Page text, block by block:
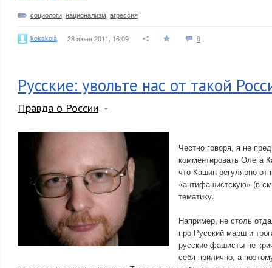
социологи национализм агрессия
kokakola 28 июня 2011, 16:09 0
Русские: увольте нас от такой
Правда о России
Честно говоря, я не
комментировать Олега
что Кашин регулярно
«антифашистскую» (в
тематику.
Например, не столь
про Русский марш и
русские фашисты не
себя прилично, а